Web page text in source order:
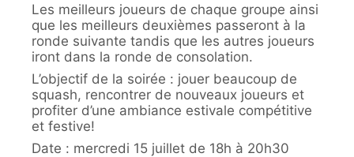
Les meilleurs joueurs de chaque groupe ainsi
que les meilleurs deuxièmes passeront à la
ronde suivante tandis que les autres joueurs
iront dans la ronde de consolation.
L’objectif de la soirée : jouer beaucoup de
squash, rencontrer de nouveaux joueurs et
profiter d’une ambiance estivale compétitive
et festive!
Date : mercredi 15 juillet de 18h à 20h30